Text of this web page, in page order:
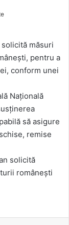
măsuri
pentru a
conform unei
Naţională
să asigure
remise